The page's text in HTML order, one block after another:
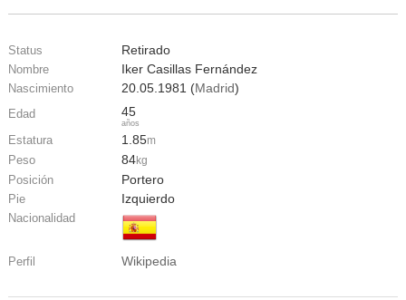
Status Retirado
Nombre Iker Casillas Fernández
Nascimiento 20.05.1981 (Madrid)
Edad 45
años
Estatura 1.85m
Peso 84kg
Posición Portero
Pie Izquierdo
Nacionalidad
Perfil Wikipedia